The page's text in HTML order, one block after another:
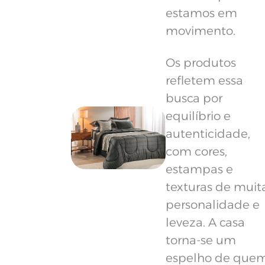
estamos em
movimento.
Os produtos
refletem essa
busca por
equilíbrio e
autenticidade,
com cores,
estampas e
texturas de
personalidade e
leveza. A casa
torna-se um
espelho de